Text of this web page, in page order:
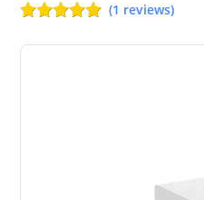
(1 reviews)